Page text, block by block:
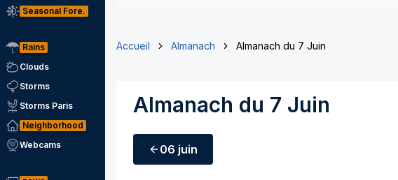
Seasonal Fore.
Rains
Clouds
Storms
Storms Paris
Neighborhood
Webcams
Accueil Almanach Almanach du 7 Juin
Almanach du 7 Juin
06 juin